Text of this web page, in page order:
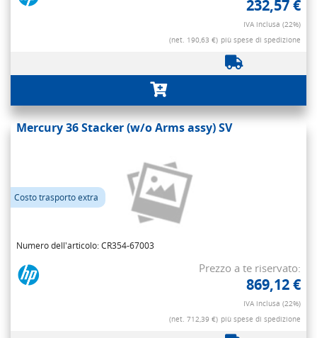
232,57 €
IVA inclusa (22%)
(net. 190,63 €) più spese di spedizione
Mercury 36 Stacker (w/o Arms assy) SV
Numero dell'articolo: CR354-67003
Costo trasporto extra
Prezzo a te riservato:
869,12 €
IVA inclusa (22%)
(net. 712,39 €) più spese di spedizione